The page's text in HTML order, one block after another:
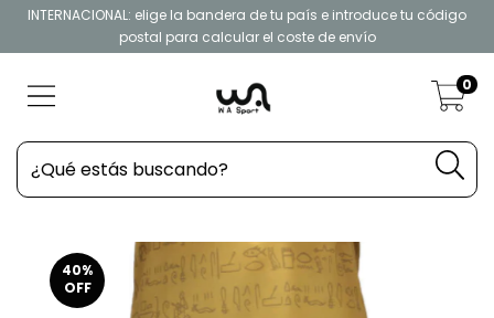
INTERNACIONAL: elige la bandera de tu país e introduce tu código
postal para calcular el coste de envío
0
40%
OFF